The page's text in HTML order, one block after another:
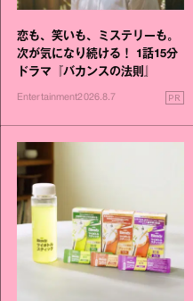
恋も、笑いも、ミステリーも。
次が気になり続ける！ 1話15分
ドラマ『バカンスの法則』
Entertainment2026.8.7 PR